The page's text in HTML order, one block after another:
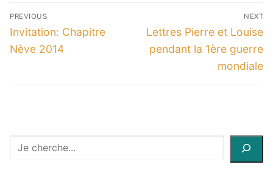
Navigation
de
l’article
PREVIOUS
Previous
post:
Invitation: Chapitre
Nève 2014
NEXT
Next
post:
Lettres Pierre et Louise
pendant la 1ère guerre
mondiale
Recherche